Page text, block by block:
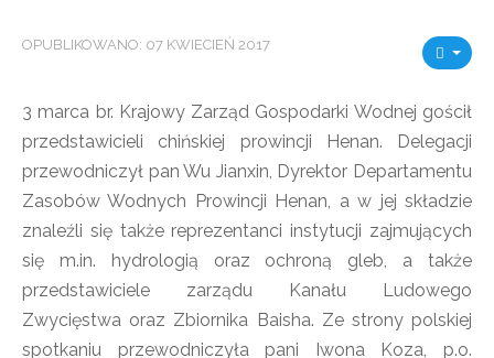
OPUBLIKOWANO: 07 KWIECIEŃ 2017
3 marca br. Krajowy Zarząd Gospodarki Wodnej gościł
przedstawicieli chińskiej prowincji Henan. Delegacji
przewodniczył pan Wu Jianxin, Dyrektor Departamentu
Zasobów Wodnych Prowincji Henan, a w jej składzie
znaleźli się także reprezentanci instytucji zajmujących
się m.in. hydrologią oraz ochroną gleb, a także
przedstawiciele zarządu Kanału Ludowego
Zwycięstwa oraz Zbiornika Baisha. Ze strony polskiej
spotkaniu przewodniczyła pani Iwona Koza, p.o.